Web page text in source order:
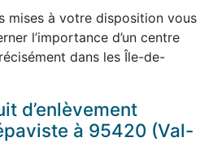
mises à votre disposition vous
l’importance d’un centre
dans les Île-de-
d’enlèvement
à 95420 (Val-